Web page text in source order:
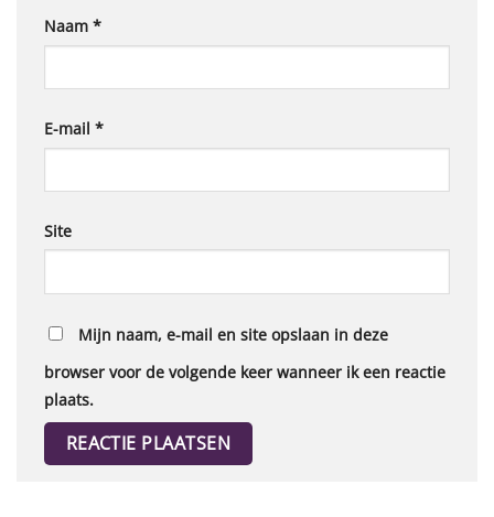
Naam *
E-mail *
Site
Mijn naam, e-mail en site opslaan in deze
browser voor de volgende keer wanneer ik een reactie
plaats.